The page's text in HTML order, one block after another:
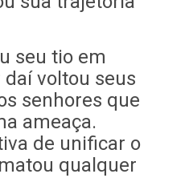
seu tio em
voltou seus
senhores que
ameaça.
de unificar o
qualquer